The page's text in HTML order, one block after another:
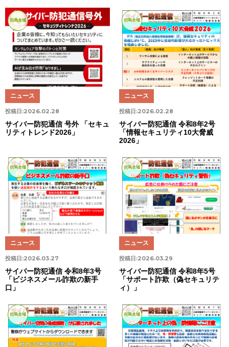
但馬全域
投稿日:2026.02.28
ニュース
サイバー防犯通信 号外 「セキュ
リティトレンド2026」
但馬全域
投稿日:2026.02.28
ニュース
サイバー防犯通信 令和8年2号
「情報セキュリティ10大脅威
2026」
但馬全域
投稿日:2026.03.27
ニュース
サイバー防犯通信 令和8年3号
「ビジネスメール詐欺の新手
口」
但馬全域
投稿日:2026.03.29
ニュース
サイバー防犯通信 令和8年5号
「サポート詐欺（偽セキュリテ
ィ）」
但馬全域 但馬全域